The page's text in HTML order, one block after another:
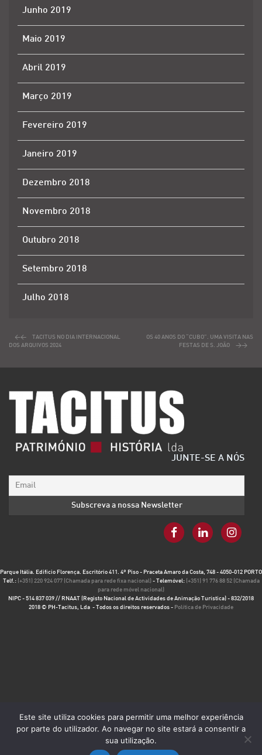
Junho 2019
Maio 2019
Abril 2019
Março 2019
Fevereiro 2019
Janeiro 2019
Dezembro 2018
Novembro 2018
Outubro 2018
Setembro 2018
Julho 2018
TACITUS NO DIA INTERNACIONAL
DOS ARQUIVOS 2024
OS 40 ANOS DO “CUBO”. UMA VISITA NAS
FESTAS DE S. JOÃO
JUNTE-SE A NÓS
Parque Itália. Edifício Florença. Escritório 411. 4º Piso - Praceta Amaro da Costa, 748 - 4050-012 PORTO
Telf.: (+351) 220 924 077 (Chamada para rede fixa nacional) - Telemóvel: (+351) 91 776 88 52 (Chamada
para rede móvel nacional)
NIPC - 514 837 039 // RNAAT (Registo Nacional de Actividades de Animação Turística) - 832/2018
2018 © PH-Tacitus, Lda - Todos os direitos reservados - Política de Privacidade
Este site utiliza cookies para permitir uma melhor experiência
por parte do utilizador. Ao navegar no site estará a consentir a
sua utilização.